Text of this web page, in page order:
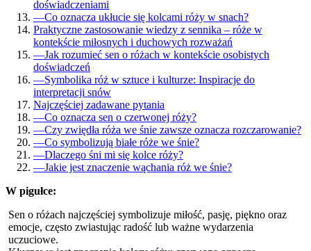
doświadczeniami
—Co oznacza ukłucie się kolcami róży w snach?
Praktyczne zastosowanie wiedzy z sennika – róże w
kontekście miłosnych i duchowych rozważań
—Jak rozumieć sen o różach w kontekście osobistych
doświadczeń
—Symbolika róż w sztuce i kulturze: Inspiracje do
interpretacji snów
Najczęściej zadawane pytania
—Co oznacza sen o czerwonej róży?
—Czy zwiędła róża we śnie zawsze oznacza rozczarowanie?
—Co symbolizują białe róże we śnie?
—Dlaczego śni mi się kolce róży?
—Jakie jest znaczenie wąchania róż we śnie?
W pigułce:
Sen o różach najczęściej symbolizuje miłość, pasję, piękno oraz
emocje, często zwiastując radość lub ważne wydarzenia
uczuciowe.